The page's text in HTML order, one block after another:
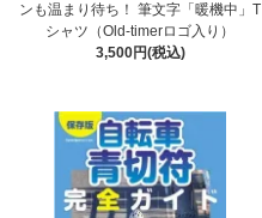
ンも温まり待ち！ 筆文字「暖機中」T
シャツ（Old-timerロゴ入り）
3,500円(税込)